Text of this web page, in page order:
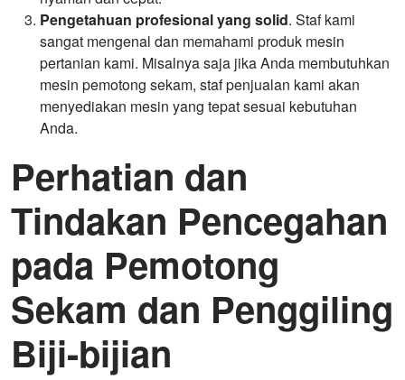
Pengetahuan profesional yang solid. Staf kami
sangat mengenal dan memahami produk mesin
pertanian kami. Misalnya saja jika Anda membutuhkan
mesin pemotong sekam, staf penjualan kami akan
menyediakan mesin yang tepat sesuai kebutuhan
Anda.
Perhatian dan
Tindakan Pencegahan
pada Pemotong
Sekam dan Penggiling
Biji-bijian